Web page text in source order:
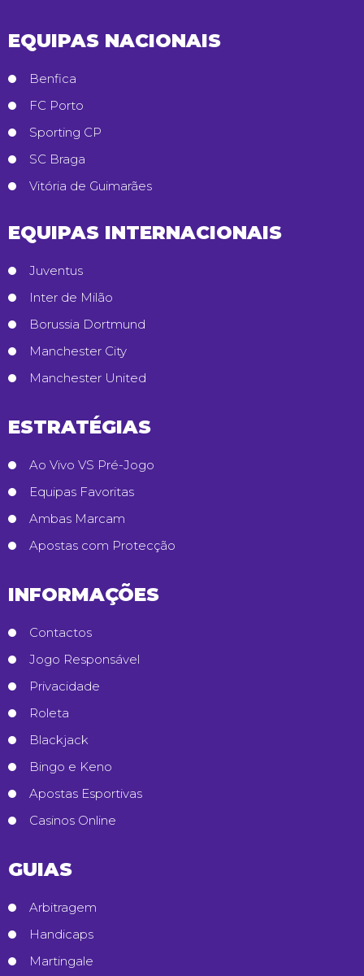
EQUIPAS NACIONAIS
Benfica
FC Porto
Sporting CP
SC Braga
Vitória de Guimarães
EQUIPAS INTERNACIONAIS
Juventus
Inter de Milão
Borussia Dortmund
Manchester City
Manchester United
ESTRATÉGIAS
Ao Vivo VS Pré-Jogo
Equipas Favoritas
Ambas Marcam
Apostas com Protecção
INFORMAÇÕES
Contactos
Jogo Responsável
Privacidade
Roleta
Blackjack
Bingo e Keno
Apostas Esportivas
Casinos Online
GUIAS
Arbitragem
Handicaps
Martingale